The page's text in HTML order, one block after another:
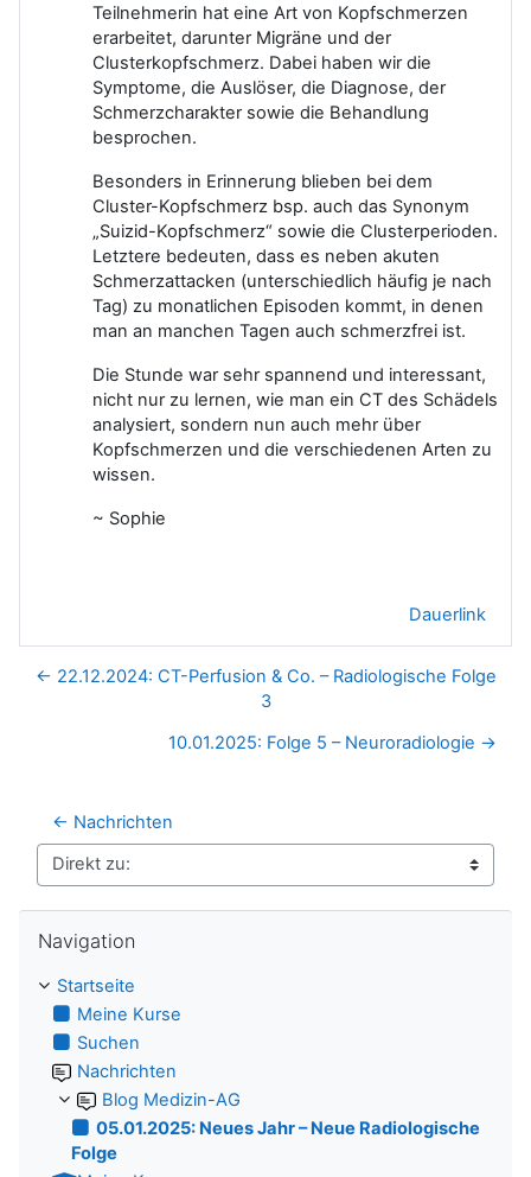
Teilnehmerin hat eine Art von Kopfschmerzen
erarbeitet, darunter Migräne und der
Clusterkopfschmerz. Dabei haben wir die
Symptome, die Auslöser, die Diagnose, der
Schmerzcharakter sowie die Behandlung
besprochen.
Besonders in Erinnerung blieben bei dem
Cluster-Kopfschmerz bsp. auch das Synonym
„Suizid-Kopfschmerz“ sowie die Clusterperioden.
Letztere bedeuten, dass es neben akuten
Schmerzattacken (unterschiedlich häufig je nach
Tag) zu monatlichen Episoden kommt, in denen
man an manchen Tagen auch schmerzfrei ist.
Die Stunde war sehr spannend und interessant,
nicht nur zu lernen, wie man ein CT des Schädels
analysiert, sondern nun auch mehr über
Kopfschmerzen und die verschiedenen Arten zu
wissen.
~ Sophie
Dauerlink
← 22.12.2024: CT-Perfusion & Co. – Radiologische Folge
3
10.01.2025: Folge 5 – Neuroradiologie →
← Nachrichten
Direkt zu:
Navigation
Startseite
Meine Kurse
Suchen
Nachrichten
Blog Medizin-AG
05.01.2025: Neues Jahr – Neue Radiologische
Folge